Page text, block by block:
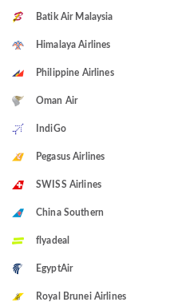
Batik Air Malaysia
Himalaya Airlines
Philippine Airlines
Oman Air
IndiGo
Pegasus Airlines
SWISS Airlines
China Southern
flyadeal
EgyptAir
Royal Brunei Airlines